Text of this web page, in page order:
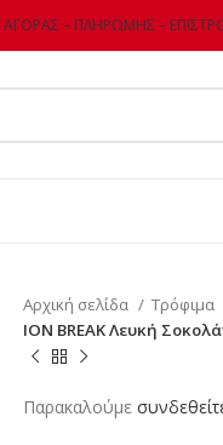
ΑΓΟΡΆΣ – ΠΛΗΡΩΜΉΣ –
Αρχική σελίδα Τρόφιμα
ION BREAK Λευκή
Παρακαλούμε